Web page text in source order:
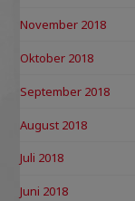
November 2018
Oktober 2018
September 2018
August 2018
Juli 2018
Juni 2018